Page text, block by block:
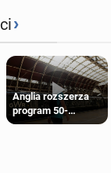
›
Anglia rozszerza
program 50-
procentowych